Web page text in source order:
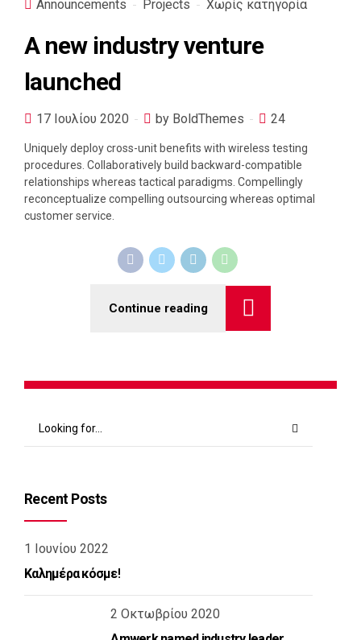
Announcements Projects Χωρίς κατηγορία
A new industry venture
launched
17 Ιουλίου 2020 by BoldThemes 24
Uniquely deploy cross-unit benefits with wireless testing
procedures. Collaboratively build backward-compatible
relationships whereas tactical paradigms. Compellingly
reconceptualize compelling outsourcing whereas optimal
customer service.
Continue reading
Recent Posts
1 Ιουνίου 2022
Καλημέρα κόσμε!
2 Οκτωβρίου 2020